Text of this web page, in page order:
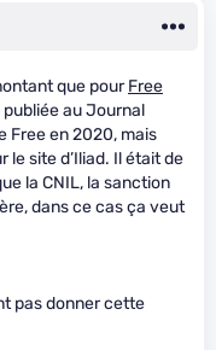
que pourFree
au Journal
Free en 2020, mais
le site d’Iliad. Il était de
la CNIL, la sanction
dans ce cas ça veut
pas donner cette